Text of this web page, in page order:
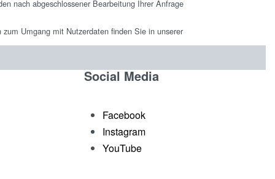
nach abgeschlossener Bearbeitung Ihrer Anfrage
Umgang mit Nutzerdaten finden Sie in unserer
Social Media
Facebook
Instagram
YouTube